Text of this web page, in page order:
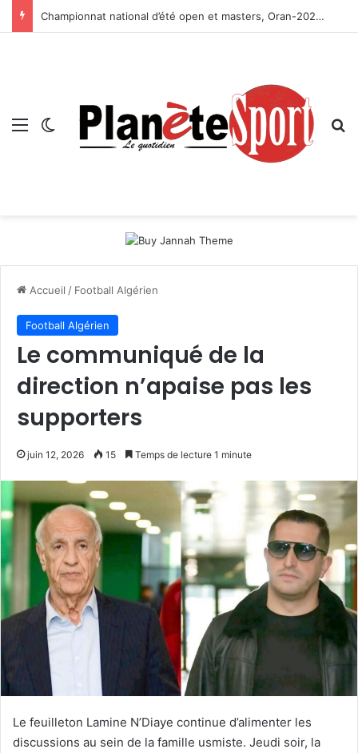
Championnat national d’été open et masters, Oran-2026 — Le CRB s’adjuge le titre
Menu Switch skin
Accueil / Football Algérien
Football Algérien
Le communiqué de la
direction n’apaise pas les
supporters
juin 12, 2026 15 Temps de lecture 1 minute
Le feuilleton Lamine N’Diaye continue d’alimenter les
discussions au sein de la famille usmiste. Jeudi soir, la